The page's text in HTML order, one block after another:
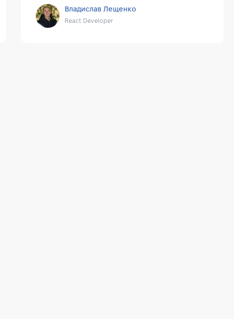
Владислав Лещенко
React Developer